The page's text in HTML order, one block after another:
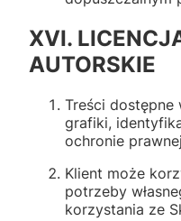
XVI.
AUTORSKIE
Treści dostępne
grafiki,
ochronie
Klient może
potrzeby
korzystania ze